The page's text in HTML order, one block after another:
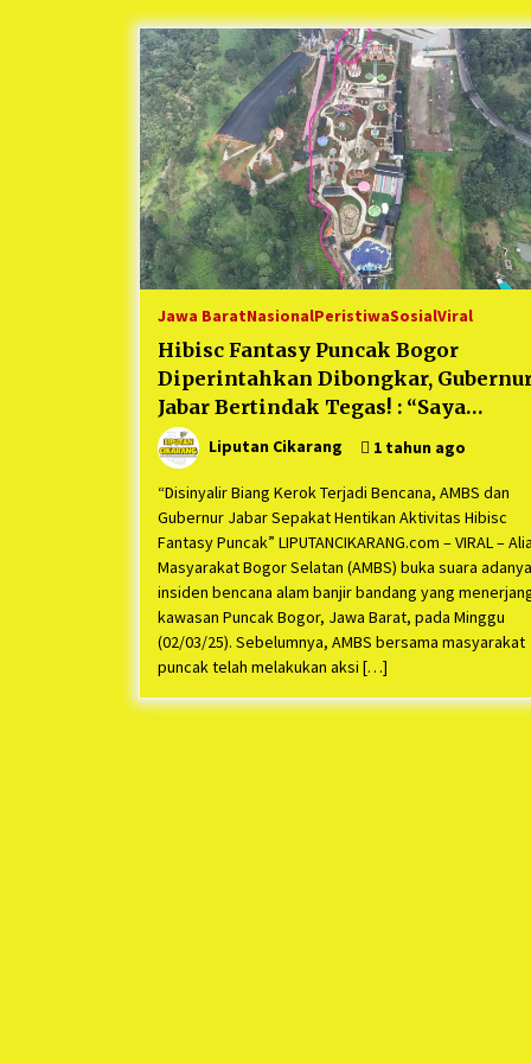
Berjalan Sukses
5 bulan ago
Kartini Penggerak Lingkungan
Sampah Bukit Berlian
1 tahun ago
Ucapan Terimakasih Ketua Umum
Jurpala Indonesia dan KOSMI
Indonesia Atas Respon Cepat
Metro Bekasi dan Polsek Cikarang
Timur yang Tangkap Oknum
Terkait Pengusiran Pendirian
1 tahun ago
Jawa BaratNasionalPeristiwaSosialViral
Hibisc Fantasy Puncak Bogor
Diperintahkan Dibongkar,
Jabar Bertindak Tegas! : “Saya
Perintahkan Bongkar Sekarang juga”
Liputan Cikarang 1 tahun ago
“Disinyalir Biang Kerok Terjadi Bencana, AMBS dan
Gubernur Jabar Sepakat Hentikan Aktivitas Hibisc
Fantasy Puncak” LIPUTANCIKARANG.com – VIRAL –
Masyarakat Bogor Selatan (AMBS) buka suara adanya
insiden bencana alam banjir bandang yang
kawasan Puncak Bogor, Jawa Barat, pada Minggu
(02/03/25). Sebelumnya, AMBS bersama masyarakat
puncak telah melakukan aksi […]